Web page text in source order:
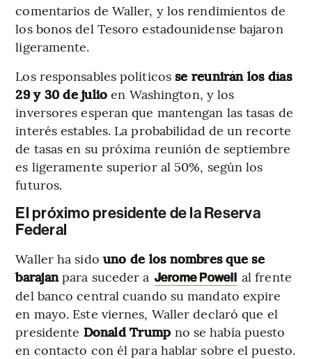
comentarios de Waller, y los rendimientos de
los bonos del Tesoro estadounidense bajaron
ligeramente.
Los responsables políticosse reunirán los días
29 y 30 de julio en Washington, y los
inversores esperan que mantengan las tasas de
interés estables. La probabilidad de un recorte
de tasas en su próxima reunión de septiembre
es ligeramente superior al 50%, según los
futuros.
El próximo presidente de la Reserva
Federal
Waller ha sido uno de los nombres que se
barajanpara suceder a Jerome Powell al frente
del banco central cuando su mandato expire
en mayo. Este viernes, Waller declaró que el
presidente Donald Trump no se había puesto
en contacto con él para hablar sobre el puesto.